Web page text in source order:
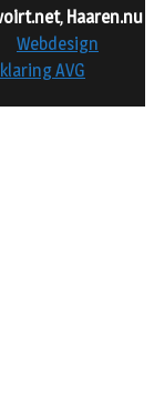
, Haaren.nu
Webdesign
AVG